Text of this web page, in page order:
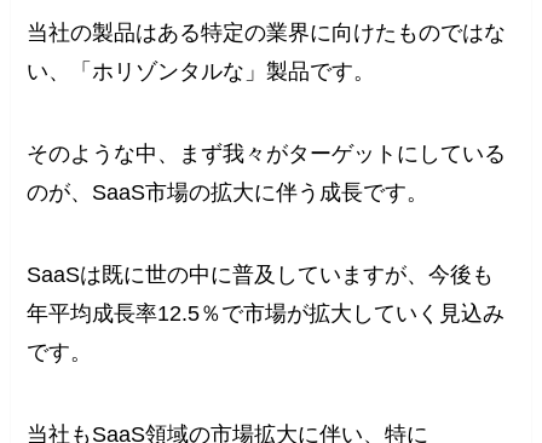
当社の製品はある特定の業界に向けたものではな
い、「ホリゾンタルな」製品です。
そのような中、まず我々がターゲットにしている
のが、SaaS市場の拡大に伴う成長です。
SaaSは既に世の中に普及していますが、今後も
年平均成長率12.5％で市場が拡大していく見込み
です。
当社もSaaS領域の市場拡大に伴い、特に